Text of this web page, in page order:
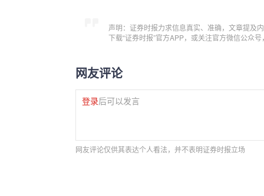
声明：证券时报力求信息真实、准确，文章提及
下载“证券时报”官方APP，或关注官方微信公众
网友评论
登录后可以发言
网友评论仅供其表达个人看法，并不表明证券时报立场